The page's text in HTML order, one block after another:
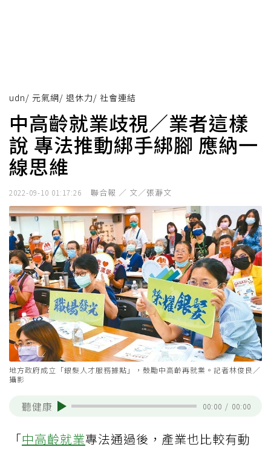
udn/ 元氣網/ 退休力/ 社會連結
中高齡就業歧視／業者這樣
說 專法推動綁手綁腳 應納一
線思維
2022-09-10 01:17:26 聯合報 ／ 文／張瀞文
地方政府成立「銀髮人才服務據點」，鼓勵中高齡再就業。記者林俊良／
攝影
聽健康 00:00 / 00:00
「中高齡就業專法通過後，產業也比較有動